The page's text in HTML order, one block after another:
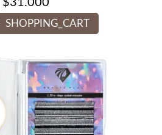
$31.000
SHOPPING_CART